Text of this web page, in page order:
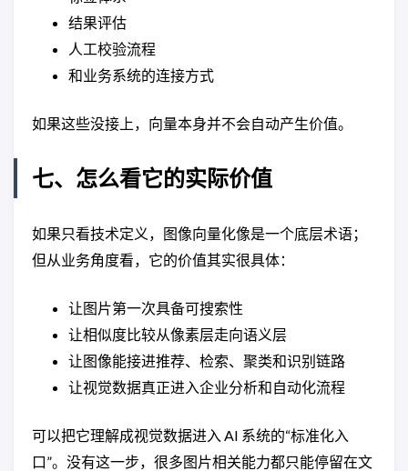
结果评估
人工校验流程
和业务系统的连接方式
如果这些没接上，向量本身并不会自动产生价值。
七、怎么看它的实际价值
如果只看技术定义，图像向量化像是一个底层术语；
但从业务角度看，它的价值其实很具体：
让图片第一次具备可搜索性
让相似度比较从像素层走向语义层
让图像能接进推荐、检索、聚类和识别链路
让视觉数据真正进入企业分析和自动化流程
可以把它理解成视觉数据进入 AI 系统的“标准化入
口”。没有这一步，很多图片相关能力都只能停留在文